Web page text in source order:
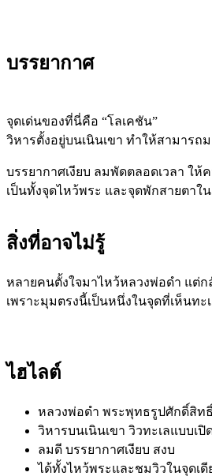
บรรยากาศ
จุดเด่นของที่นี่คือ “โลเคชัน”
วิหารตั้งอยู่บนเนินเขา ทำให้สามารถ
บรรยากาศเงียบ ลมพัดตลอดเวลา ให้
เป็นทั้งจุดไหว้พระ และจุดพักสายตาใน
สิ่งที่อาจไม่รู้
หลายคนตั้งใจมาไหว้หลวงพ่อดำ แต่ก
เพราะมุมตรงนี้เป็นหนึ่งในจุดที่เห็นท
ไฮไลต์
หลวงพ่อดำ พระพุทธรูปศักดิ์สิ
วิหารบนเนินเขา วิวทะเลแบบเปิ
ลมดี บรรยากาศเงียบ สงบ
ได้ทั้งไหว้พระและชมวิวในจุดเดี